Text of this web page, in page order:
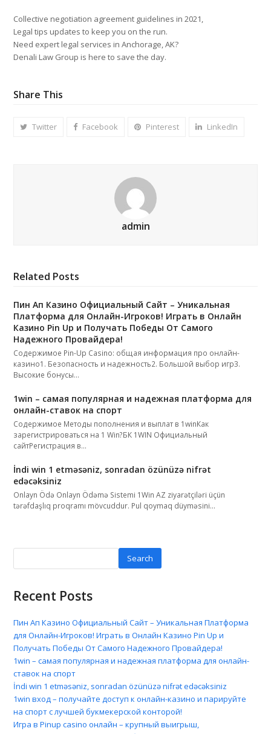
Collective negotiation agreement guidelines in 2021,
Legal tips updates to keep you on the run.
Need expert legal services in Anchorage, AK?
Denali Law Group is here to save the day.
Share This
Twitter Facebook Pinterest LinkedIn
admin
Related Posts
Пин Ап Казино Официальный Сайт – Уникальная
Платформа для Онлайн-Игроков! Играть в Онлайн
Казино Pin Up и Получать Победы От Самого
Надежного Провайдера!
Содержимое Pin-Up Casino: общая информация про онлайн-
казино1. Безопасность и надежность2. Большой выбор игр3.
Высокие бонусы…
1win – самая популярная и надежная платформа для
онлайн-ставок на спорт
Содержимое Методы пополнения и выплат в 1winКак
зарегистрироваться на 1 Win?БК 1WIN Официальный
сайтРегистрация в…
İndi win 1 etməsəniz, sonradan özünüzə nifrət
edəcəksiniz
Onlayn Ödə Onlayn Ödəmə Sistemi 1Win AZ ziyarətçiləri üçün
tərəfdaşlıq proqramı mövcuddur. Pul qoymaq düyməsini…
Search
Recent Posts
Пин Ап Казино Официальный Сайт – Уникальная Платформа
для Онлайн-Игроков! Играть в Онлайн Казино Pin Up и
Получать Победы От Самого Надежного Провайдера!
1win – самая популярная и надежная платформа для онлайн-
ставок на спорт
İndi win 1 etməsəniz, sonradan özünüzə nifrət edəcəksiniz
1win вход – получайте доступ к онлайн-казино и парируйте
на спорт с лучшей букмекерской конторой!
Игра в Pinup casino онлайн – крупный выигрыш,